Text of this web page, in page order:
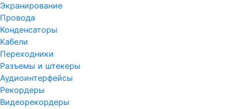
Экранирование
Провода
Конденсаторы
Кабели
Переходники
Разъемы и штекеры
Аудиоинтерфейсы
Рекордеры
Видеорекордеры